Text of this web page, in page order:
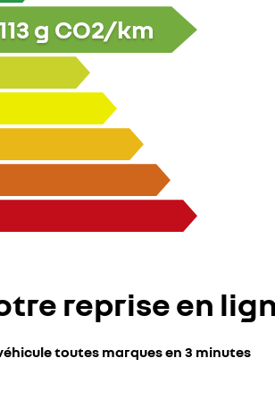
113 g CO2/km
reprise en
toutes marques en 3 minutes